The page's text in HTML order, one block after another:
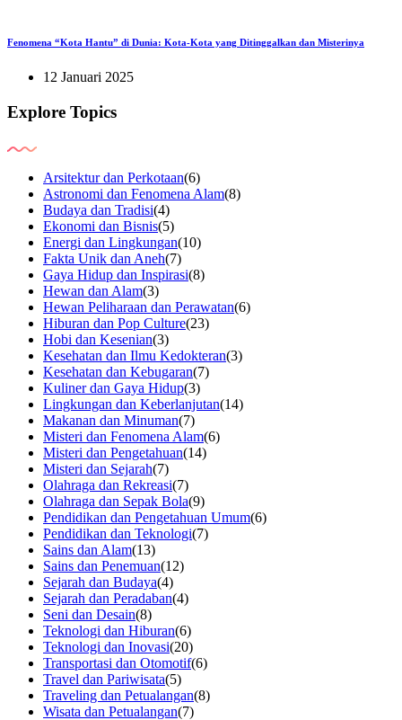
Fenomena “Kota Hantu” di Dunia: Kota-Kota yang Ditinggalkan dan Misterinya
12 Januari 2025
Explore Topics
Arsitektur dan Perkotaan(6)
Astronomi dan Fenomena Alam(8)
Budaya dan Tradisi(4)
Ekonomi dan Bisnis(5)
Energi dan Lingkungan(10)
Fakta Unik dan Aneh(7)
Gaya Hidup dan Inspirasi(8)
Hewan dan Alam(3)
Hewan Peliharaan dan Perawatan(6)
Hiburan dan Pop Culture(23)
Hobi dan Kesenian(3)
Kesehatan dan Ilmu Kedokteran(3)
Kesehatan dan Kebugaran(7)
Kuliner dan Gaya Hidup(3)
Lingkungan dan Keberlanjutan(14)
Makanan dan Minuman(7)
Misteri dan Fenomena Alam(6)
Misteri dan Pengetahuan(14)
Misteri dan Sejarah(7)
Olahraga dan Rekreasi(7)
Olahraga dan Sepak Bola(9)
Pendidikan dan Pengetahuan Umum(6)
Pendidikan dan Teknologi(7)
Sains dan Alam(13)
Sains dan Penemuan(12)
Sejarah dan Budaya(4)
Sejarah dan Peradaban(4)
Seni dan Desain(8)
Teknologi dan Hiburan(6)
Teknologi dan Inovasi(20)
Transportasi dan Otomotif(6)
Travel dan Pariwisata(5)
Traveling dan Petualangan(8)
Wisata dan Petualangan(7)